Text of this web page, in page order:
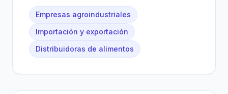
Empresas agroindustriales
Importación y exportación
Distribuidoras de alimentos